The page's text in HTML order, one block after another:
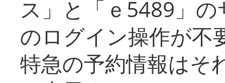
ス」と「ｅ5489」
のログイン操作が不
特急の予約情報はそ